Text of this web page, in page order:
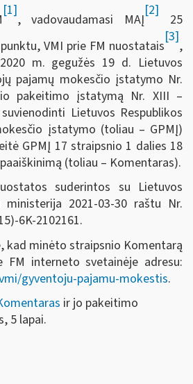
[1]
, vadovaudamasi MAĮ
[2]
25
VMI prie FM nuostatais
[3]
,
m. gegužės 19 d. Lietuvos
pajamų mokesčio įstatymo Nr.
pakeitimo įstatymą Nr. XIII –
Lietuvos Respublikos
įstatymo (toliau – GPMĮ)
GPMĮ 17 straipsnio 1 dalies 18
(toliau – Komentaras).
suderintos su Lietuvos
ministerija 2021-03-30 raštu Nr.
6K-2102161.
kad minėto straipsnio Komentarą
interneto svetainėje adresu:
gyventoju-pajamu-mokestis.
ir jo pakeitimo
5 lapai.